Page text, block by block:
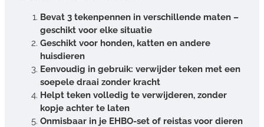
Bevat 3 tekenpennen in verschillende maten –
geschikt voor elke situatie
Geschikt voor honden, katten en andere
huisdieren
Eenvoudig in gebruik: verwijder teken met een
soepele draai zonder kracht
Helpt teken volledig te verwijderen, zonder
kopje achter te laten
Onmisbaar in je EHBO-set of reistas voor dieren